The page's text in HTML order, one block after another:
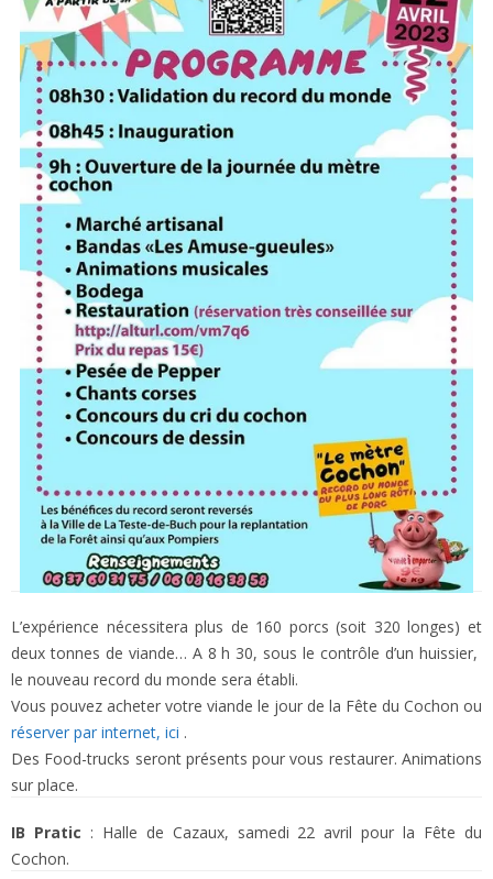
L’expérience nécessitera plus de 160 porcs (soit 320 longes) et
deux tonnes de viande… A 8 h 30, sous le contrôle d’un huissier,
le nouveau record du monde sera établi.
Vous pouvez acheter votre viande le jour de la Fête du Cochon ou
réserver par internet, ici .
Des Food-trucks seront présents pour vous restaurer. Animations
sur place.
IB Pratic : Halle de Cazaux, samedi 22 avril pour la Fête du
Cochon.